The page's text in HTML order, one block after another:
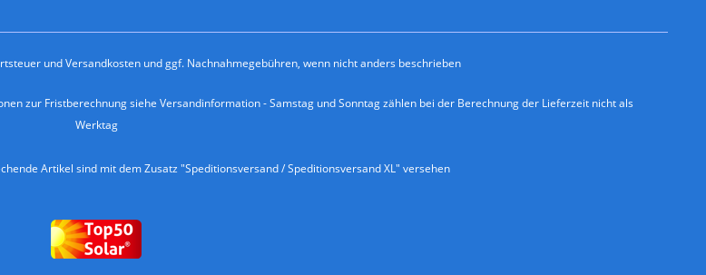
undVersandkostenund ggf. Nachnahmegebühren, wenn nicht anders beschrieben
zur Fristberechnung siehe Versandinformation- Samstag und Sonntag zählen bei der Berechnung der Lieferzeit nicht als
Werktag
Artikel sind mit dem Zusatz "Speditionsversand / Speditionsversand XL" versehen